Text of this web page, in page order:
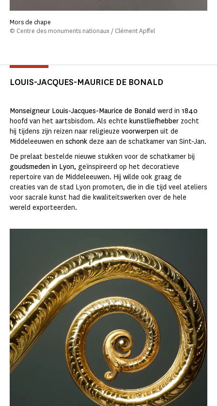
Mors de chape
© Centre des monuments nationaux / Clément Apffel
LOUIS-JACQUES-MAURICE DE BONALD
Monseigneur Louis-Jacques-Maurice de Bonald werd in 1840
hoofd van het aartsbisdom. Als echte kunstliefhebber zocht
hij tijdens zijn reizen naar religieuze voorwerpen uit de
Middeleeuwen en schonk deze aan de schatkamer van Sint-Jan.
De prelaat bestelde nieuwe stukken voor de schatkamer bij
goudsmeden in Lyon, geïnspireerd op het decoratieve
repertoire van de Middeleeuwen. Hij wilde ook graag de
creaties van de stad Lyon promoten, die in die tijd veel ateliers
voor sacrale kunst had die kwaliteitswerken over de hele
wereld exporteerden.